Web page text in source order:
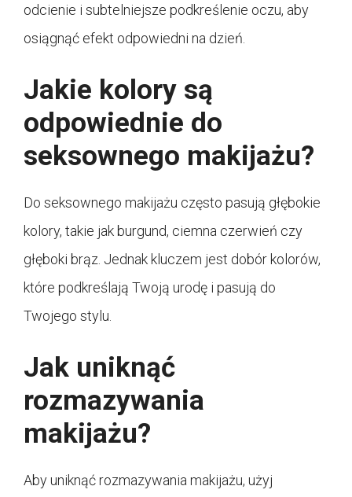
odcienie i subtelniejsze podkreślenie oczu, aby
osiągnąć efekt odpowiedni na dzień.
Jakie kolory są
odpowiednie do
seksownego makijażu?
Do seksownego makijażu często pasują głębokie
kolory, takie jak burgund, ciemna czerwień czy
głęboki brąz. Jednak kluczem jest dobór kolorów,
które podkreślają Twoją urodę i pasują do
Twojego stylu.
Jak uniknąć
rozmazywania
makijażu?
Aby uniknąć rozmazywania makijażu, użyj